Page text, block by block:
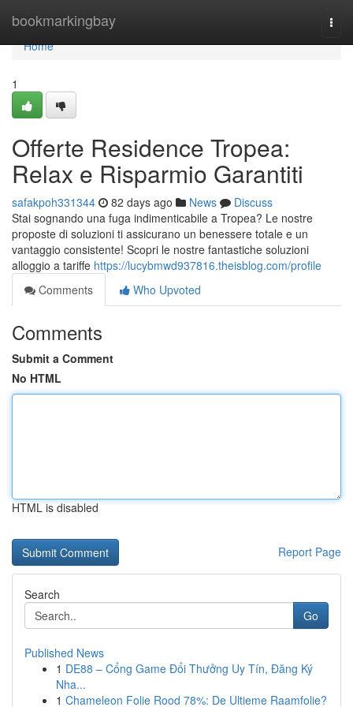
bookmarkingbay
Home
Home
1
Offerte Residence Tropea:
Relax e Risparmio Garantiti
safakpoh331344 82 days ago News
Discuss
Stai sognando una fuga indimenticabile a Tropea? Le nostre
proposte di soluzioni ti assicurano un benessere totale e un
vantaggio consistente! Scopri le nostre fantastiche soluzioni
alloggio a tariffe https://lucybmwd937816.theisblog.com/profile
Comments
Who Upvoted
Comments
Submit a Comment
No HTML
HTML is disabled
Report Page
Search
Go
Published News
1 DE88 – Cổng Game Đổi Thưởng Uy Tín, Đăng Ký
Nha...
1 Chameleon Folie Rood 78%: De Ultieme Raamfolie?